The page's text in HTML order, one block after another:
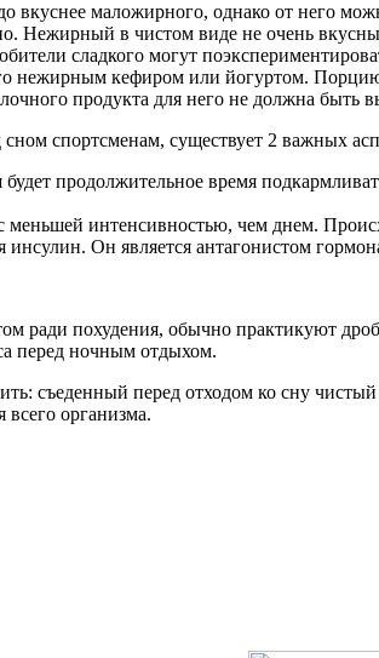
маложирного, однако от него
Нежирный в чистом виде не очень
сладкого могут
нежирным кефиром или йогуртом. Порцию
продукта для него не должна быть
сном спортсменам, существует 2 важных
продолжительное время
интенсивностью, чем днем.
Он является антагонистом
ради похудения, обычно практикуют
перед ночным отдыхом.
съеденный перед отходом ко сну
организма.